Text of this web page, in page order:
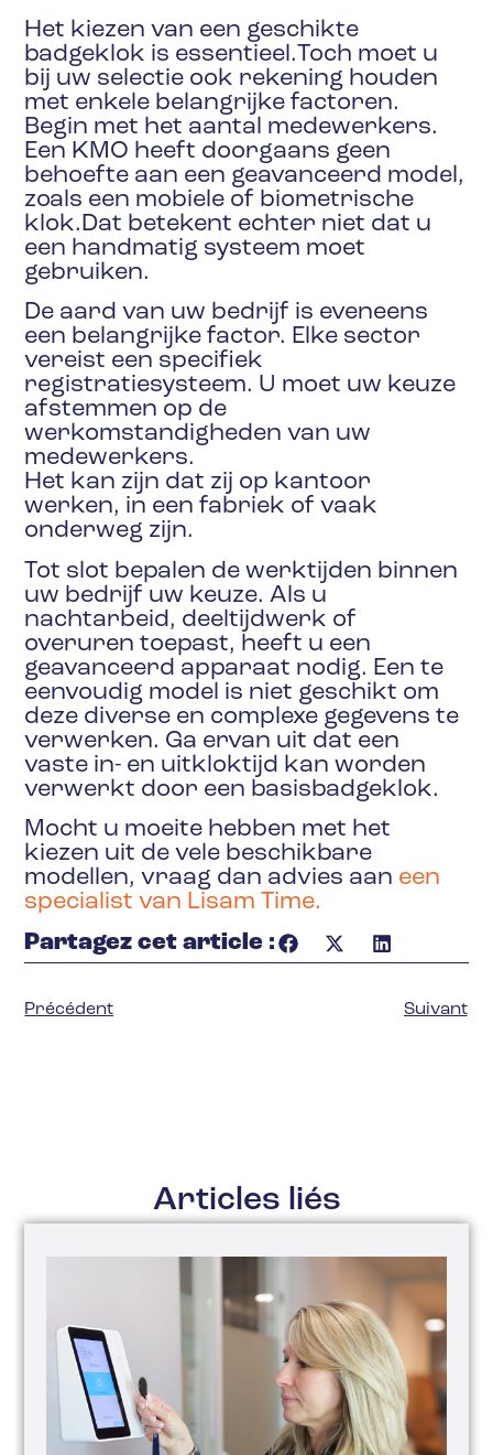
Het kiezen van een geschikte
badgeklok is essentieel.Toch moet u
bij uw selectie ook rekening houden
met enkele belangrijke factoren.
Begin met het aantal medewerkers.
Een KMO heeft doorgaans geen
behoefte aan een geavanceerd model,
zoals een mobiele of biometrische
klok.Dat betekent echter niet dat u
een handmatig systeem moet
gebruiken.
De aard van uw bedrijf is eveneens
een belangrijke factor. Elke sector
vereist een specifiek
registratiesysteem. U moet uw keuze
afstemmen op de
werkomstandigheden van uw
medewerkers.
Het kan zijn dat zij op kantoor
werken, in een fabriek of vaak
onderweg zijn.
Tot slot bepalen de werktijden binnen
uw bedrijf uw keuze. Als u
nachtarbeid, deeltijdwerk of
overuren toepast, heeft u een
geavanceerd apparaat nodig. Een te
eenvoudig model is niet geschikt om
deze diverse en complexe gegevens te
verwerken. Ga ervan uit dat een
vaste in- en uitkloktijd kan worden
verwerkt door een basisbadgeklok.
Mocht u moeite hebben met het
kiezen uit de vele beschikbare
modellen, vraag dan advies aan een
specialist van Lisam Time.
Partagez cet article :
Précédent Suivant
Articles liés